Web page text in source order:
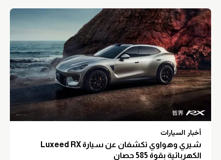
أخبار السيارات
شيري وهواوي تكشفان عن سيارة Luxeed RX
الكهربائية بقوة 585 حصان